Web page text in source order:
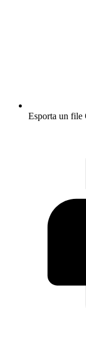
Esporta un